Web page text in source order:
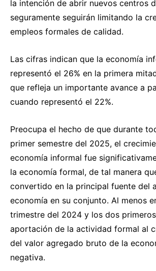
la intención de abrir nuevos centros
seguramente seguirán limitando la
empleos formales de calidad.
Las cifras indican que la economía
representó el 26% en la primera
que refleja un importante avance a
cuando representó el 22%.
Preocupa el hecho de que durante
primer semestre del 2025, el
economía informal fue
la economía formal, de tal manera
convertido en la principal fuente del
economía en su conjunto. Al menos
trimestre del 2024 y los dos
aportación de la actividad formal al
del valor agregado bruto de la
negativa.